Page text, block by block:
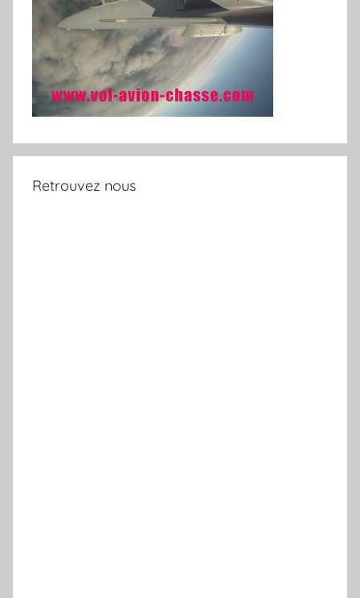
Retrouvez nous